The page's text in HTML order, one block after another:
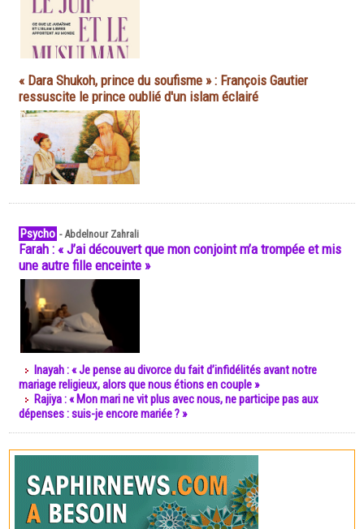
« Dara Shukoh, prince du soufisme » : François Gautier
ressuscite le prince oublié d'un islam éclairé
Psycho -Abdelnour Zahrali
Farah : « J’ai découvert que mon conjoint m’a trompée et mis
une autre fille enceinte »
Inayah : « Je pense au divorce du fait d’infidélités avant notre
mariage religieux, alors que nous étions en couple »
Rajiya : « Mon mari ne vit plus avec nous, ne participe pas aux
dépenses : suis-je encore mariée ? »